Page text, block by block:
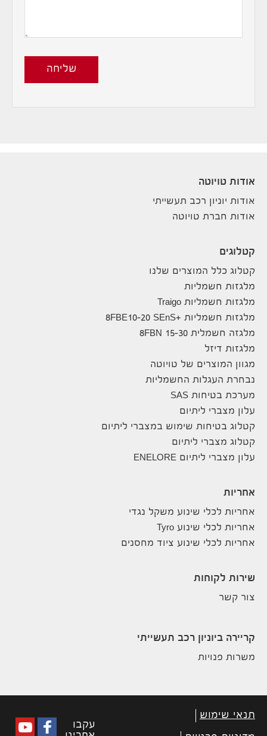
שליחה
אודות טויוטה
אודות יוניון רכב תעשייתי
אודות חברת טויוטה
קטלוגים
קטלוג כלל המוצרים שלנו
מלגזות חשמליות
מלגזות חשמליות Traigo
מלגזות חשמליות +8FBE10-20 SEnS
מלגזה חשמלית 8FBN 15-30
מלגזות דיזל
מגוון המוצרים של טויוטה
נבחרת העגלות החשמליות
מערכת בטיחות SAS
עלון מצברי ליתיום
קטלוג בטיחות שימוש במצברי ליתיום
קטלוג מצברי ליתיום
עלון מצברי ליתיום ENELORE
אחריות
אחריות לכלי שינוע משקל נגדי
אחריות לכלי שינוע Tyro
אחריות לכלי שינוע ציוד מחסנים
שירות לקוחות
צור קשר
קריירה ביוניון רכב תעשייתי
משרות פנויות
תנאי שימוש
עקבו